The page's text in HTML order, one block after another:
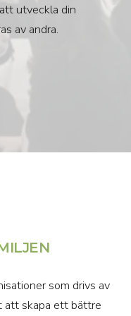
utveckla din
av andra.
som drivs av
att skapa ett bättre